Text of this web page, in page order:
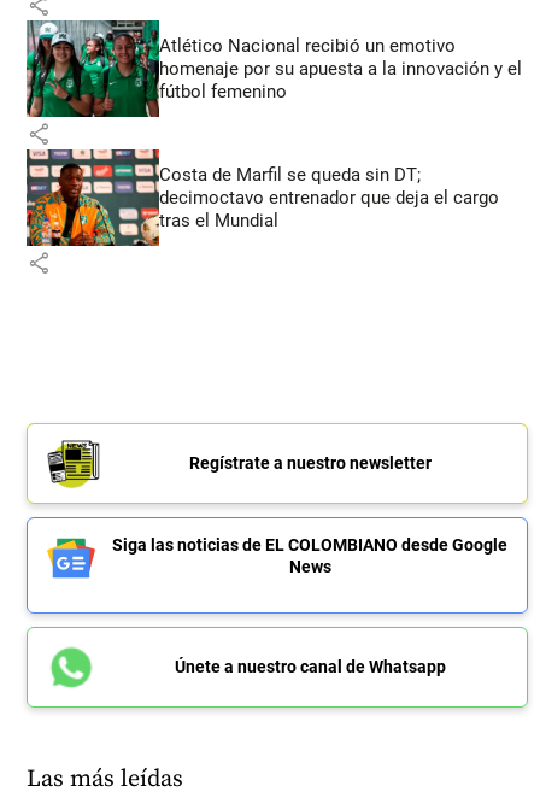
Atlético Nacional recibió un emotivo
homenaje por su apuesta a la innovación y el
fútbol femenino
share
Costa de Marfil se queda sin DT;
decimoctavo entrenador que deja el cargo
tras el Mundial
share
Regístrate a nuestro newsletter
Siga las noticias de EL COLOMBIANO desde Google
News
Únete a nuestro canal de Whatsapp
Las más leídas